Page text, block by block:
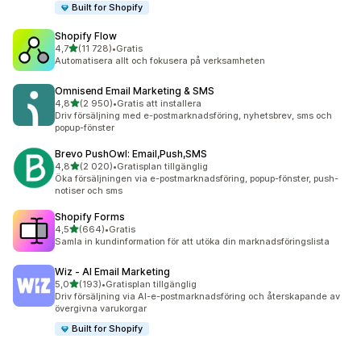
Built for Shopify
Shopify Flow
4,7av 5 stjärnor
(11 728)
11728 recensioner totalt
•Gratis
Automatisera allt och fokusera på verksamheten
Omnisend Email Marketing & SMS
4,8av 5 stjärnor
(2 950)
2950 recensioner totalt
•Gratis att installera
Driv försäljning med e-postmarknadsföring, nyhetsbrev, sms och
popup-fönster
Brevo PushOwl: Email,Push,SMS
4,8av 5 stjärnor
(2 020)
2020 recensioner totalt
•Gratisplan tillgänglig
Öka försäljningen via e-postmarknadsföring, popup-fönster, push-
notiser och sms
Shopify Forms
4,5av 5 stjärnor
(664)
664 recensioner totalt
•Gratis
Samla in kundinformation för att utöka din marknadsföringslista
Wiz ‑ AI Email Marketing
5,0av 5 stjärnor
(193)
193 recensioner totalt
•Gratisplan tillgänglig
Driv försäljning via AI-e-postmarknadsföring och återskapande av
övergivna varukorgar
Built for Shopify